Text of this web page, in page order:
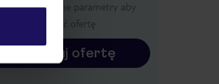
poszczególne parametry aby
wyświetlić ofertę
Konfiguruj ofertę